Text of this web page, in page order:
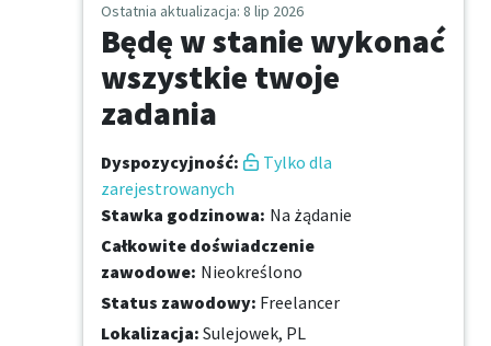
Ostatnia aktualizacja: 8 lip 2026
Będę w stanie wykonać
wszystkie twoje
zadania
Dyspozycyjność:
Tylko dla
zarejestrowanych
Stawka godzinowa: Na żądanie
Całkowite doświadczenie
zawodowe: Nieokreślono
Status zawodowy: Freelancer
Lokalizacja: Sulejowek, PL